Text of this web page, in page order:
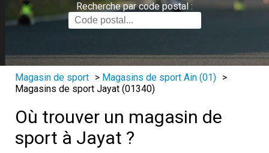
Recherche par code postal :
Magasin de sport > Magasins de sport Ain (01) >
Magasins de sport Jayat (01340)
Où trouver un magasin de
sport à Jayat ?